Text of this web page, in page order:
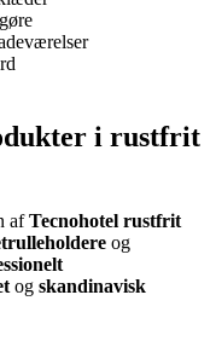
i rustfrit
afTecnohotel rustfrit
og
og skandinavisk